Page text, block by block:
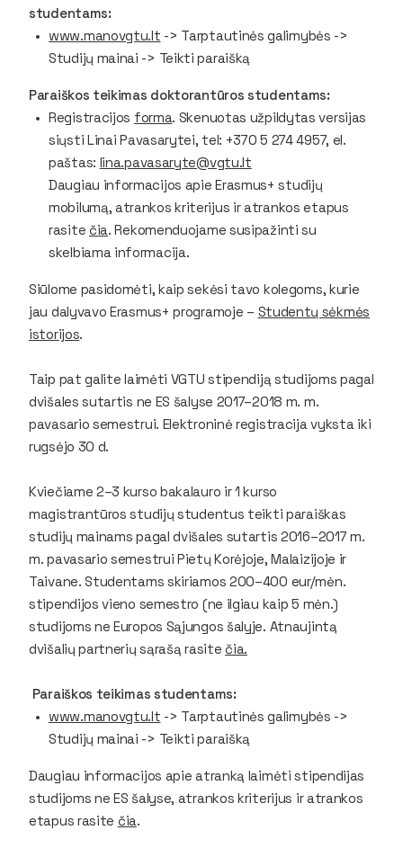
studentams:
www.manovgtu.lt -> Tarptautinės galimybės ->
Studijų mainai -> Teikti paraišką
Paraiškos teikimas doktorantūros studentams:
Registracijos forma. Skenuotas užpildytas versijas
siųsti Linai Pavasarytei, tel: +370 5 274 4957, el.
paštas: lina.pavasaryte@vgtu.lt
Daugiau informacijos apie Erasmus+ studijų
mobilumą, atrankos kriterijus ir atrankos etapus
rasite čia. Rekomenduojame susipažinti su
skelbiama informacija.
Siūlome pasidomėti, kaip sekėsi tavo kolegoms, kurie
jau dalyvavo Erasmus+ programoje – Studentų sėkmės
istorijos.
Taip pat galite laimėti VGTU stipendiją studijoms pagal
dvišales sutartis ne ES šalyse 2017–2018 m. m.
pavasario semestrui. Elektroninė registracija vyksta iki
rugsėjo 30 d.
Kviečiame 2–3 kurso bakalauro ir 1 kurso
magistrantūros studijų studentus teikti paraiškas
studijų mainams pagal dvišales sutartis 2016–2017 m.
m. pavasario semestrui Pietų Korėjoje, Malaizijoje ir
Taivane. Studentams skiriamos 200–400 eur/mėn.
stipendijos vieno semestro (ne ilgiau kaip 5 mėn.)
studijoms ne Europos Sąjungos šalyje. Atnaujintą
dvišalių partnerių sąrašą rasite čia.
Paraiškos teikimas studentams:
www.manovgtu.lt -> Tarptautinės galimybės ->
Studijų mainai -> Teikti paraišką
Daugiau informacijos apie atranką laimėti stipendijas
studijoms ne ES šalyse, atrankos kriterijus ir atrankos
etapus rasite čia.